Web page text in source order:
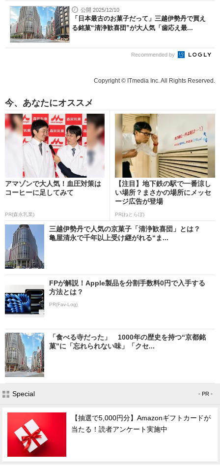
公開 2025/12/10
「日本最古のお菓子だって」三越伊勢丹で買え
る銘菓“清浄歓喜団”が大人気「歯応え最...
Recommended by
Copyright © ITmedia Inc. All Rights Reserved.
今、あなたにオススメ
アマゾンで大人気！血圧対策は
コーヒーに足してみて
PR(森永乳業)
【注目】地下鉄の駅で一番涼し
い場所？まさかの場所にメッセ
ージ広告が登場
PR(ねとらぼ)
三越伊勢丹で人気の京菓子「清浄歓喜団」とは？
亀屋清永で千年以上受け継がれる“ま...
FPが解説！Apple製品を分割手数料0円で入手する
方法とは？
PR(Fav-Log)
「食べる寺だった」 1000年の歴史を持つ“京都銘
菓”に「忘れられない味」「クセ...
Special - PR -
【抽選で5,000円分】Amazonギフトカードが
当たる！読者アンケート実施中